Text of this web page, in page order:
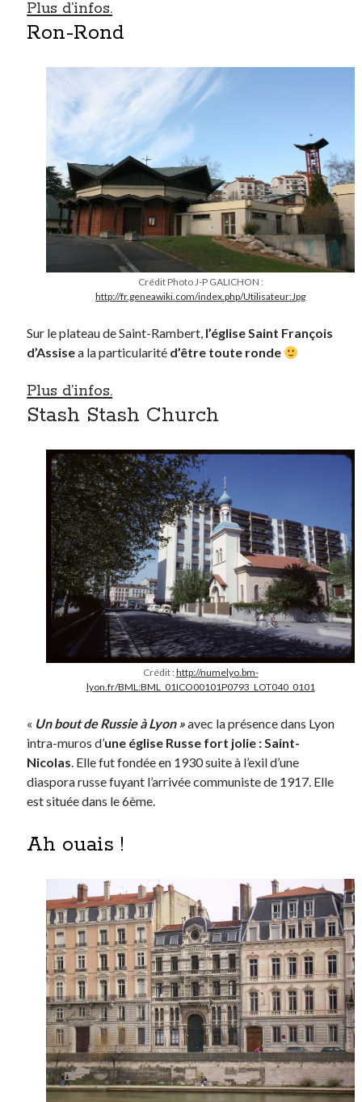
Plus d’infos.
Ron-Rond
Crédit Photo J-P GALICHON :
http://fr.geneawiki.com/index.php/Utilisateur:Jpg
Sur le plateau de Saint-Rambert, l’église Saint François
d’Assisea la particularité d’être toute ronde
Plus d’infos.
Stash Stash Church
Crédit :http://numelyo.bm-
lyon.fr/BML:BML_01ICO00101P0793_LOT040_0101
« Un bout de Russie à Lyon »avec la présence dans Lyon
intra-muros d’une église Russe fort jolie : Saint-
Nicolas. Elle fut fondée en 1930 suite à l’exil d’une
diaspora russe fuyant l’arrivée communiste de 1917. Elle
est située dans le 6ème.
Ah ouais !